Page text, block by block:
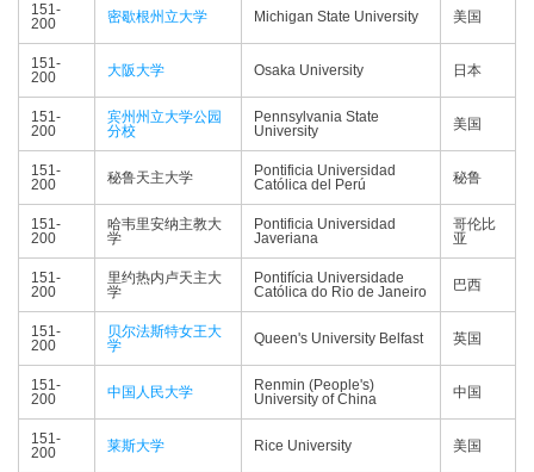
151-
200
密歇根州立大学 Michigan State University 美国
151-
200
大阪大学 Osaka University 日本
151-
200
宾州州立大学公园
分校
Pennsylvania State
University
美国
151-
200
秘鲁天主大学
Pontificia Universidad
Católica del Perú
秘鲁
151-
200
哈韦里安纳主教大
学
Pontificia Universidad
Javeriana
哥伦比
亚
151-
200
里约热内卢天主大
学
Pontifícia Universidade
Católica do Rio de Janeiro
巴西
151-
200
贝尔法斯特女王大
学
Queen's University Belfast 英国
151-
200
中国人民大学
Renmin (People's)
University of China
中国
151-
200
莱斯大学 Rice University 美国